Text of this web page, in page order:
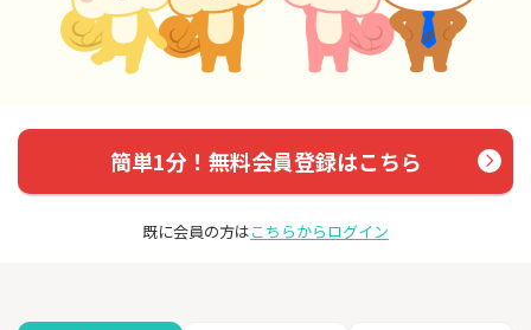
簡単1分！無料会員登録はこちら
既に会員の方はこちらからログイン